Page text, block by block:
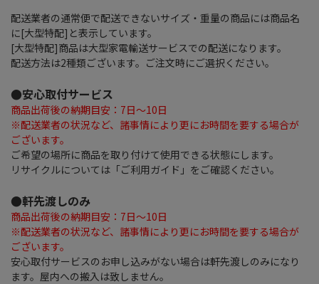
配送業者の通常便で配送できないサイズ・重量の商品には商品名
に[大型特配]と表示しています。
[大型特配]商品は大型家電輸送サービスでの配送になります。
配送方法は2種類ございます。ご注文時にご選択ください。
●安心取付サービス
商品出荷後の納期目安：7日～10日
※配送業者の状況など、諸事情により更にお時間を要する場合が
ございます。
ご希望の場所に商品を取り付けて使用できる状態にします。
リサイクルについては「ご利用ガイド」をご確認ください。
●軒先渡しのみ
商品出荷後の納期目安：7日～10日
※配送業者の状況など、諸事情により更にお時間を要する場合が
ございます。
安心取付サービスのお申し込みがない場合は軒先渡しのみになり
ます。屋内への搬入は致しません。